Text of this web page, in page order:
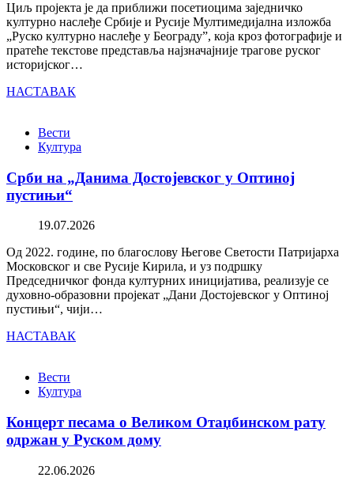
Циљ пројекта је да приближи посетиоцима заједничко
културно наслеђе Србије и Русије Мултимедијална изложба
„Руско културно наслеђе у Београду”, која кроз фотографије и
пратеће текстове представља најзначајније трагове руског
историјског…
НАСТАВАК
Вести
Култура
Срби на „Данима Достојевског у Оптиној
пустињи“
19.07.2026
Од 2022. године, по благослову Његове Светости Патријарха
Московског и све Русије Кирила, и уз подршку
Председничког фонда културних иницијатива, реализује се
духовно-образовни пројекат „Дани Достојевског у Оптиној
пустињи“, чији…
НАСТАВАК
Вести
Култура
Концерт песама о Великом Отаџбинском рату
одржан у Руском дому
22.06.2026